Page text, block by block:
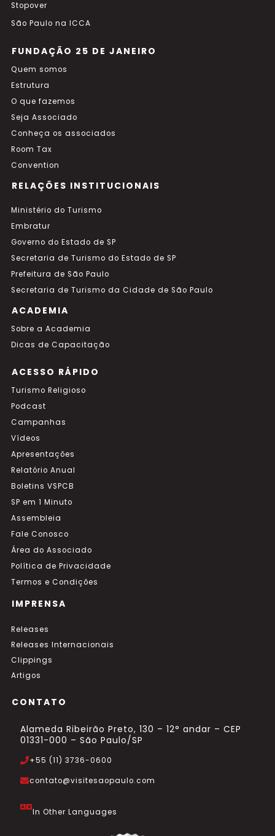
Stopover
São Paulo na ICCA
FUNDAÇÃO 25 DE JANEIRO
Quem somos
Estrutura
O que fazemos
Seja Associado
Conheça os associados
Room Tax
Convention
RELAÇÕES INSTITUCIONAIS
Ministério do Turismo
Embratur
Governo do Estado de SP
Secretaria de Turismo do Estado de SP
Prefeitura de São Paulo
Secretaria de Turismo da Cidade de São Paulo
ACADEMIA
Sobre a Academia
Dicas de Capacitação
ACESSO RÁPIDO
Turismo Religioso
Podcast
Campanhas
Vídeos
Apresentações
Relatório Anual
Boletins VSPCB
SP em 1 Minuto
Assembleia
Fale Conosco
Área do Associado
Política de Privacidade
Termos e Condições
IMPRENSA
Releases
Releases Internacionais
Clippings
Artigos
CONTATO
Alameda Ribeirão Preto, 130 – 12° andar – CEP
01331-000 – São Paulo/SP
+55 (11) 3736-0600
contato@visitesaopaulo.com
In Other Languages